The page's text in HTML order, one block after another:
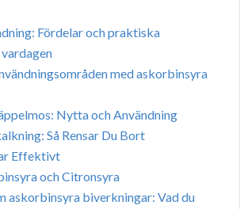
Fördelar och praktiska
med askorbinsyra
Nytta och Användning
Så Rensar Du Bort
Effektivt
och Citronsyra
askorbinsyra biverkningar: Vad du